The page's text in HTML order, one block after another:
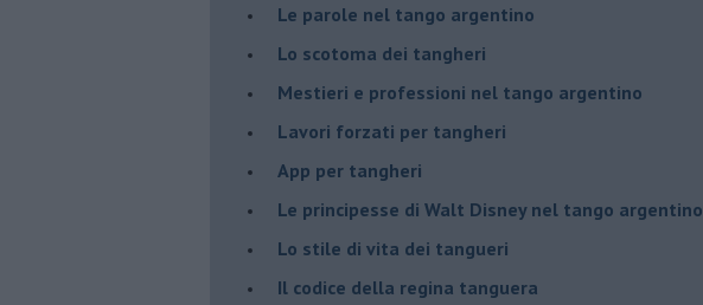
Le parole nel tango argentino
Lo scotoma dei tangheri
Mestieri e professioni nel tango argentino
Lavori forzati per tangheri
App per tangheri
Le principesse di Walt Disney nel tango argentino
Lo stile di vita dei tangueri
Il codice della regina tanguera